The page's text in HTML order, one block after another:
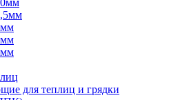
для теплиц и грядки